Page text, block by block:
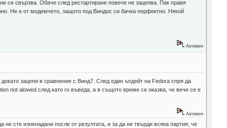
се свързва. Обаче след рестартиране повече не зацепва. Пак правя
Не е от модемчето, защото под Виндос си бачка перфектно. Някой
Активен
зацепи в сравнение с Винд7. След един ъпдейт на Fedora спря да
not alowed след като го въведа, а в същото време се оказва, че вече се е
Активен
сте изненадани после от резултата, и за да не твърди всяка партия, че